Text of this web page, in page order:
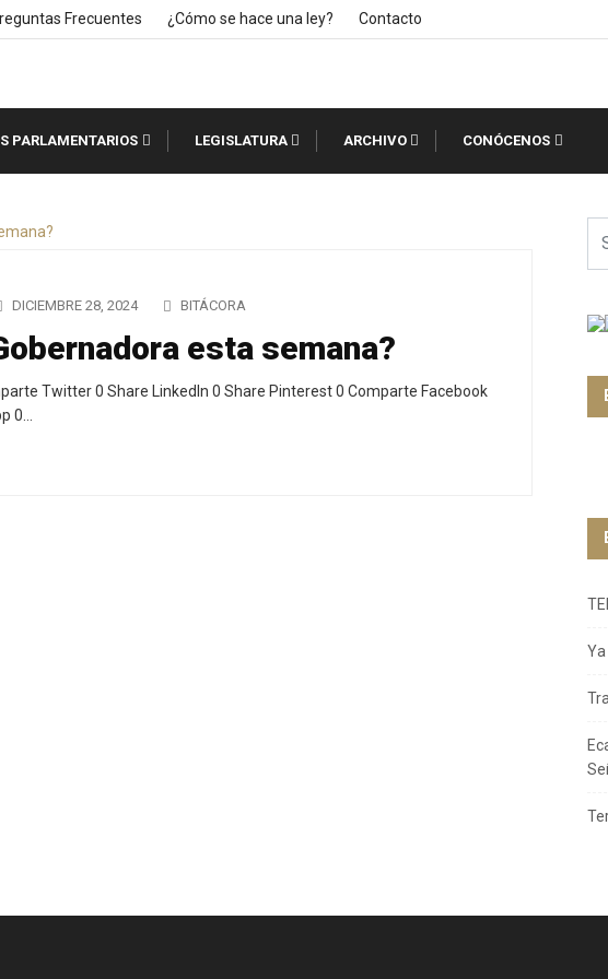
Frecuentes ¿Cómo se hace una ley? Contacto
PARLAMENTARIOS LEGISLATURA ARCHIVO CONÓCENOS
DICIEMBRE 28, 2024 BITÁCORA
esta semana?
Twitter 0 Share LinkedIn 0 Share Pinterest 0 Comparte Facebook
0…